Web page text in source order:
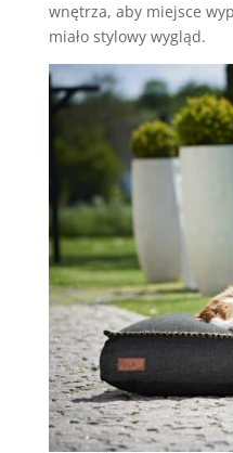
wnętrza, aby miejsce
miało stylowy wygląd.